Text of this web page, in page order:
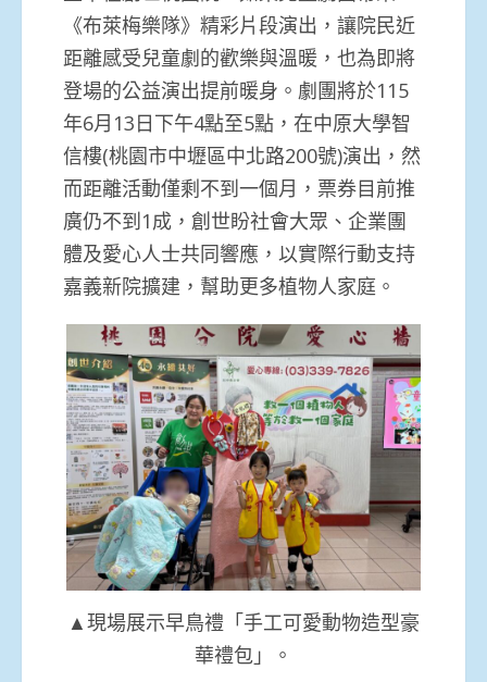
《布萊梅樂隊》精彩片段演出，讓院民近
距離感受兒童劇的歡樂與溫暖，也為即將
登場的公益演出提前暖身。劇團將於115
年6月13日下午4點至5點，在中原大學智
信樓(桃園市中壢區中北路200號)演出，然
而距離活動僅剩不到一個月，票券目前推
廣仍不到1成，創世盼社會大眾、企業團
體及愛心人士共同響應，以實際行動支持
嘉義新院擴建，幫助更多植物人家庭。
▲現場展示早鳥禮「手工可愛動物造型豪
華禮包」。